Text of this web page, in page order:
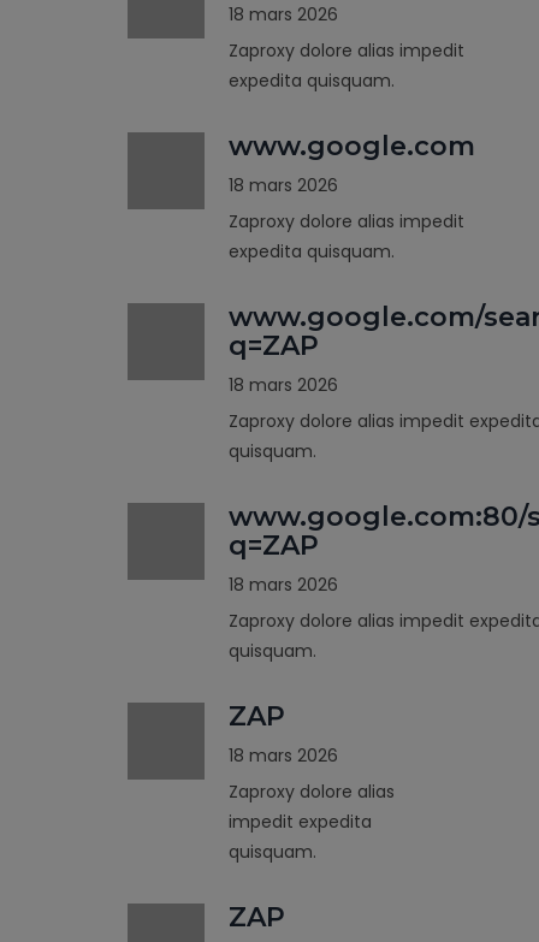
18 mars 2026
Zaproxy dolore alias impedit
expedita quisquam.
www.google.com
18 mars 2026
Zaproxy dolore alias impedit
expedita quisquam.
www.google.com/
q=ZAP
18 mars 2026
Zaproxy dolore alias impedit
quisquam.
www.google.com:80/
q=ZAP
18 mars 2026
Zaproxy dolore alias impedit
quisquam.
ZAP
18 mars 2026
Zaproxy dolore alias
impedit expedita
quisquam.
ZAP